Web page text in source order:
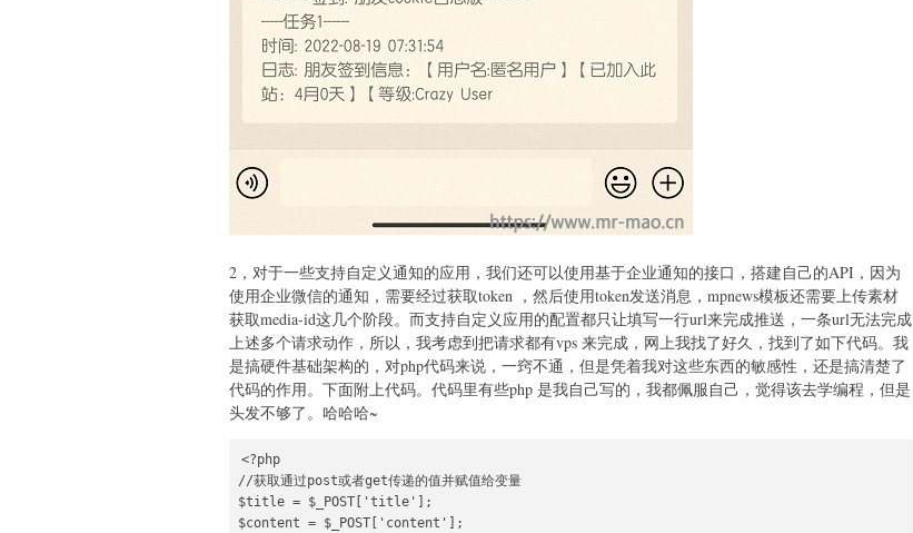
2，对于一些支持自定义通知的应用，我们还可以使用基于企业通知的接口，搭建自己的API，因为
使用企业微信的通知，需要经过获取token ，然后使用token发送消息，mpnews模板还需要上传素材
获取media-id这几个阶段。而支持自定义应用的配置都只让填写一行url来完成推送，一条url无法完成
上述多个请求动作，所以，我考虑到把请求都有vps 来完成，网上我找了好久，找到了如下代码。我
是搞硬件基础架构的，对php代码来说，一窍不通，但是凭着我对这些东西的敏感性，还是搞清楚了
代码的作用。下面附上代码。代码里有些php 是我自己写的，我都佩服自己，觉得该去学编程，但是
头发不够了。哈哈哈~
<?php
//获取通过post或者get传递的值并赋值给变量
$title = $_POST['title'];
$content = $_POST['content'];